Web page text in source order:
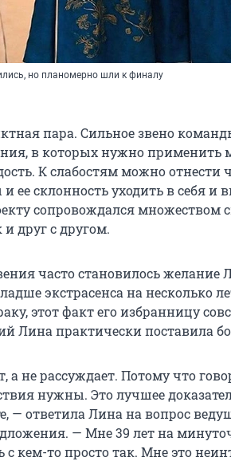
но планомерно шли к финалу
пара. Сильное звено
в которых нужно применить
К слабостям можно отнести
ее склонность уходить в себя и
сопровождался множеством
друг с другом.
часто становилось
экстрасенса на несколько
этот факт его избранницу
Лина практически поставила
а не рассуждает. Потому что
нужны. Это лучшее
— ответила Лина на вопрос
— Мне 39 лет на
с кем-то просто так. Мне это